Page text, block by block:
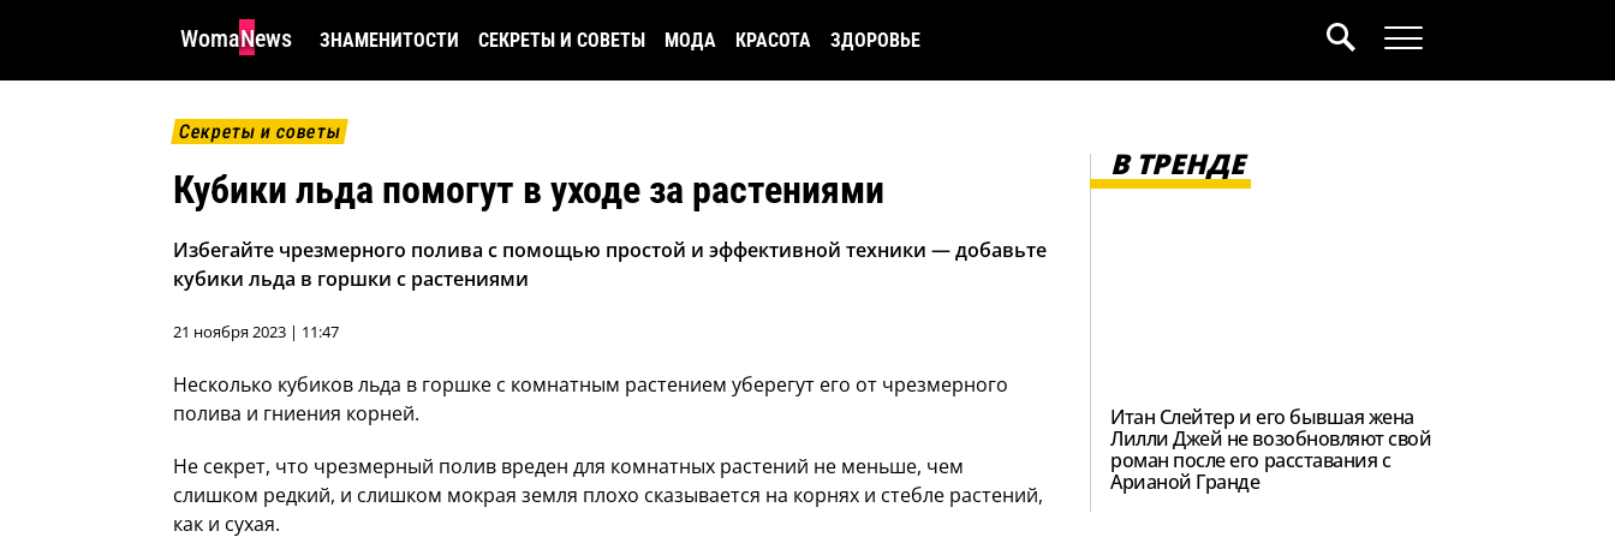
WomaNews ЗНАМЕНИТОСТИ СЕКРЕТЫ И СОВЕТЫ МОДА КРАСОТА ЗДОРОВЬЕ
Секреты и советы
Кубики льда помогут в уходе за растениями
Избегайте чрезмерного полива с помощью простой и эффективной техники — добавьте
кубики льда в горшки с растениями
21 ноября 2023 | 11:47
Несколько кубиков льда в горшке с комнатным растением уберегут его от чрезмерного
полива и гниения корней.
Не секрет, что чрезмерный полив вреден для комнатных растений не меньше, чем
слишком редкий, и слишком мокрая земля плохо сказывается на корнях и стебле растений,
как и сухая.
В ТРЕНДЕ
Итан Слейтер и его бывшая жена
Лилли Джей не возобновляют свой
роман после его расставания с
Арианой Гранде